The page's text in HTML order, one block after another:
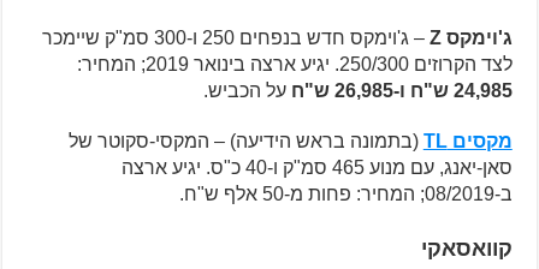
ג'וימקס Z
– ג'וימקס חדש בנפחים 250 ו-300 סמ"ק שיימכר
לצד הקרוזים 250/300. יגיע ארצה בינואר 2019; המחיר:
24,985 ש"ח ו-26,985 ש"ח
על הכביש.
מקסים TL
(בתמונה בראש הידיעה) – המקסי-סקוטר של
סאן-יאנג, עם מנוע 465 סמ"ק ו-40 כ"ס. יגיע ארצה
ב-08/2019; המחיר: פחות מ-50 אלף ש"ח.
קוואסאקי